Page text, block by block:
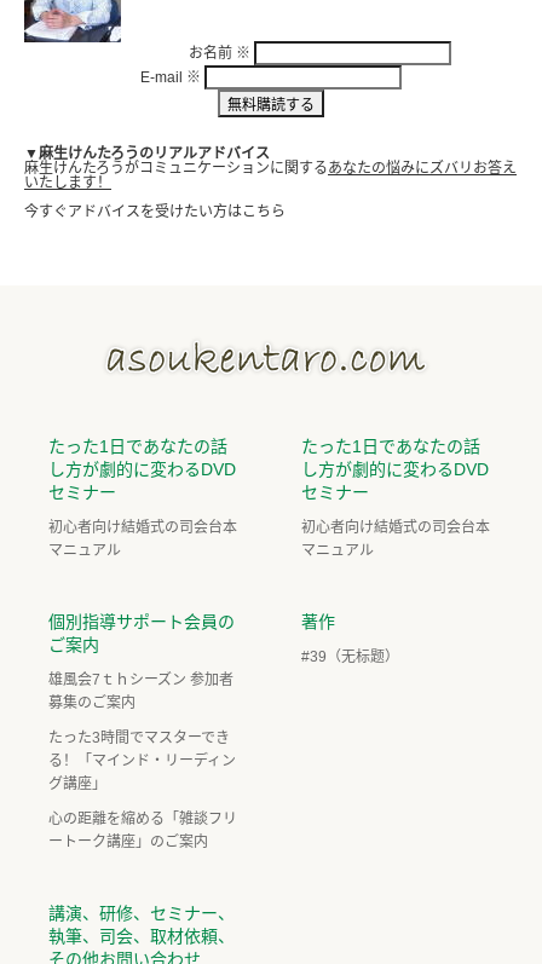
お名前 ※
E-mail ※
▼麻生けんたろうのリアルアドバイス
麻生けんたろうがコミュニケーションに関するあなたの悩みにズバリお答え
いたします！
今すぐアドバイスを受けたい方はこちら
たった1日であなたの話
し方が劇的に変わるDVD
セミナー
初心者向け結婚式の司会台本
マニュアル
たった1日であなたの話
し方が劇的に変わるDVD
セミナー
初心者向け結婚式の司会台本
マニュアル
個別指導サポート会員の
ご案内
雄風会7ｔｈシーズン 参加者
募集のご案内
たった3時間でマスターでき
る！「マインド・リーディン
グ講座」
心の距離を縮める「雑談フリ
ートーク講座」のご案内
著作
#39（无标题）
講演、研修、セミナー、
執筆、司会、取材依頼、
その他お問い合わせ